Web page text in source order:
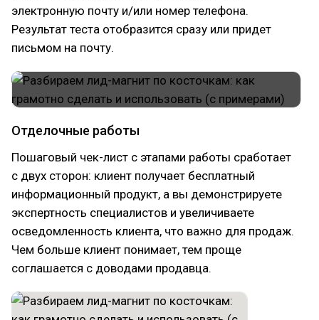
электронную почту и/или номер телефона.
Результат теста отобразится сразу или придет
письмом на почту.
Отделочные работы
Пошаговый чек-лист с этапами работы сработает
с двух сторон: клиент получает бесплатный
информационный продукт, а вы демонстрируете
экспертность специалистов и увеличиваете
осведомленность клиента, что важно для продаж.
Чем больше клиент понимает, тем проще
соглашается с доводами продавца.